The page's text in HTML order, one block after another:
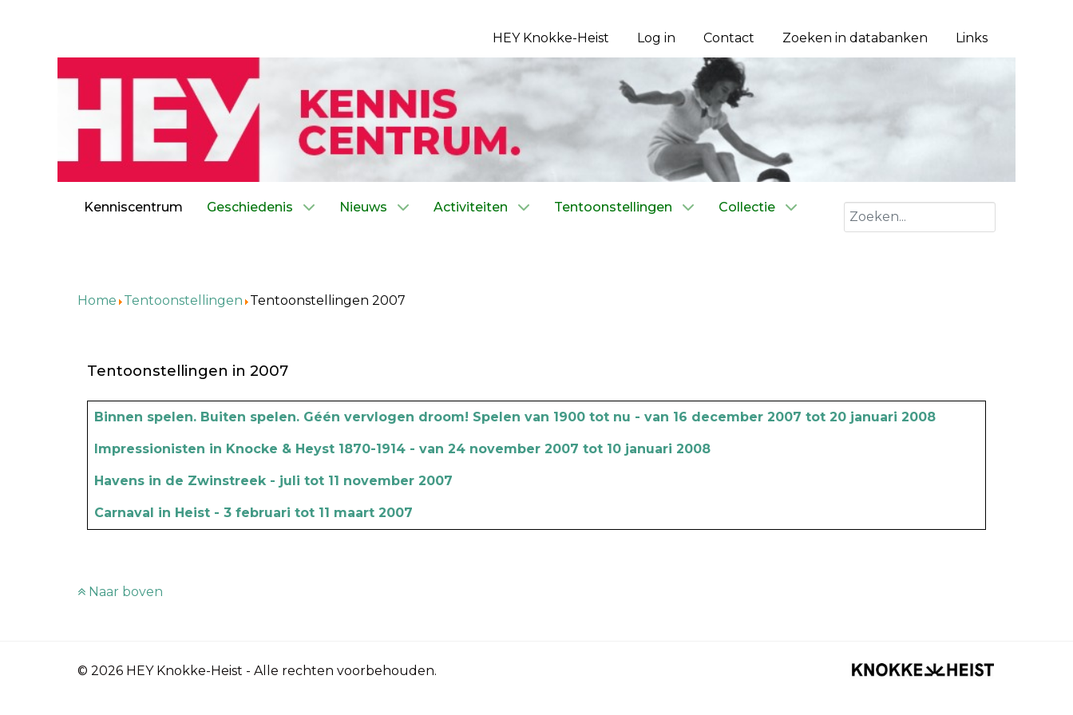
HEY Knokke-Heist Log in Contact Zoeken in databanken Links
Kenniscentrum Geschiedenis Nieuws Activiteiten Tentoonstellingen Collectie Zoeken
Home Tentoonstellingen Tentoonstellingen 2007
Tentoonstellingen in 2007
Artikels
Titel
Binnen spelen. Buiten spelen. Géén vervlogen droom! Spelen van 1900 tot nu - van 16 december 2007 tot 20 januari 2008
Impressionisten in Knocke & Heyst 1870-1914 - van 24 november 2007 tot 10 januari 2008
Havens in de Zwinstreek - juli tot 11 november 2007
Carnaval in Heist - 3 februari tot 11 maart 2007
Naar boven
© 2026 HEY Knokke-Heist - Alle rechten voorbehouden.